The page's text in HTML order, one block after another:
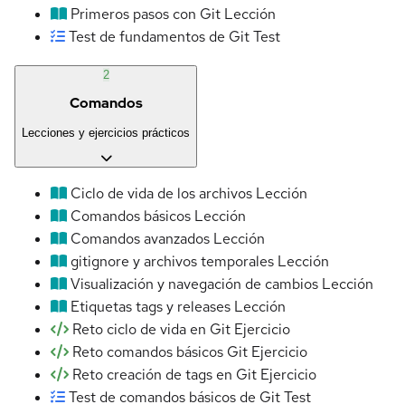
Primeros pasos con Git Lección
Test de fundamentos de GitTest
2
Comandos
Lecciones y ejercicios prácticos
Ciclo de vida de los archivos Lección
Comandos básicos Lección
Comandos avanzados Lección
gitignore y archivos temporales Lección
Visualización y navegación de cambios Lección
Etiquetas tags y releases Lección
Reto ciclo de vida en Git Ejercicio
Reto comandos básicos Git Ejercicio
Reto creación de tags en Git Ejercicio
Test de comandos básicos de GitTest